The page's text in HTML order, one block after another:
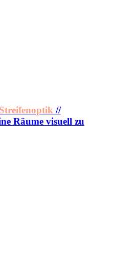
//
Räume visuell zu